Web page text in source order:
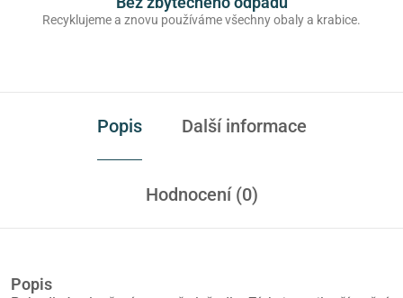
Recyklujeme a znovu používáme všechny obaly a krabice.
Popis Další informace
Hodnocení (0)
Popis